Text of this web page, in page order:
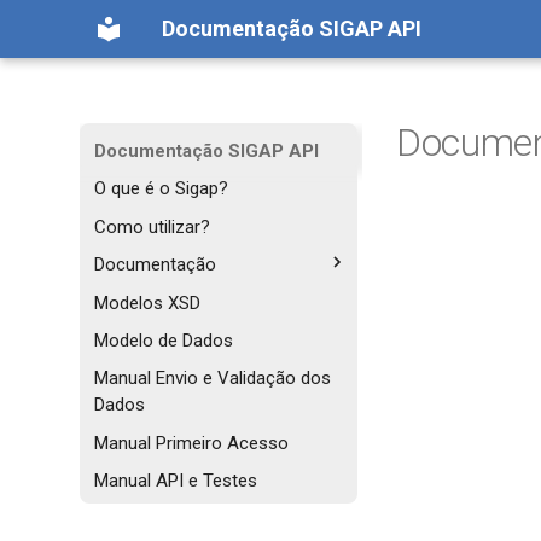
Documentação SIGAP API
Documentação SIGAP API
O que é o Sigap?
Como utilizar?
Documentação
Padrões técnicos
Documentação da API
Documentação da API
Impedimentos
Referência das APIs (Swagger)
Modelos XSD
Modelo de Dados
Manual Envio e Validação dos
Dados
Manual Primeiro Acesso
Manual API e Testes